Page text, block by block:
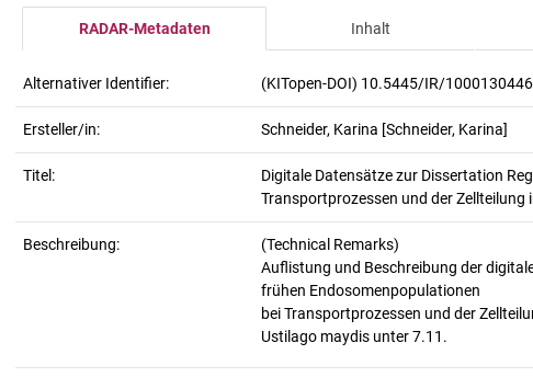
RADAR-Metadaten Inhalt
Alternativer Identifier: (KITopen-DOI) 10.5445/IR/1000130446
Ersteller/in: Schneider, Karina [Schneider, Karina]
Titel:
Digitale Datensätze zur Dissertation
Transportprozessen und der Zellteilung
Beschreibung:
(Technical Remarks)
Auflistung und Beschreibung der
frühen Endosomenpopulationen
bei Transportprozessen und der